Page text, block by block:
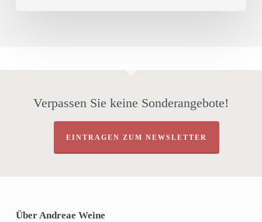
Verpassen Sie keine Sonderangebote!
EINTRAGEN ZUM NEWSLETTER
Über Andreae Weine